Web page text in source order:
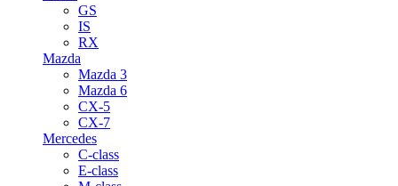
GS
IS
RX
Mazda
Mazda 3
Mazda 6
CX-5
CX-7
Mercedes
C-class
E-class